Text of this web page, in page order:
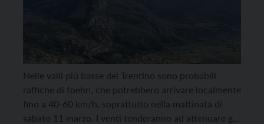
Nelle valli più basse del Trentino sono probabili
raffiche di foehn, che potrebbero arrivare localmente
fino a 40-60 km/h, soprattutto nella mattinata di
sabato 11 marzo. I venti tenderanno ad attenuare già